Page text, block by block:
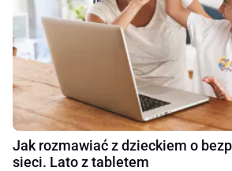
Jak rozmawiać z dzieckiem o
sieci. Lato z tabletem